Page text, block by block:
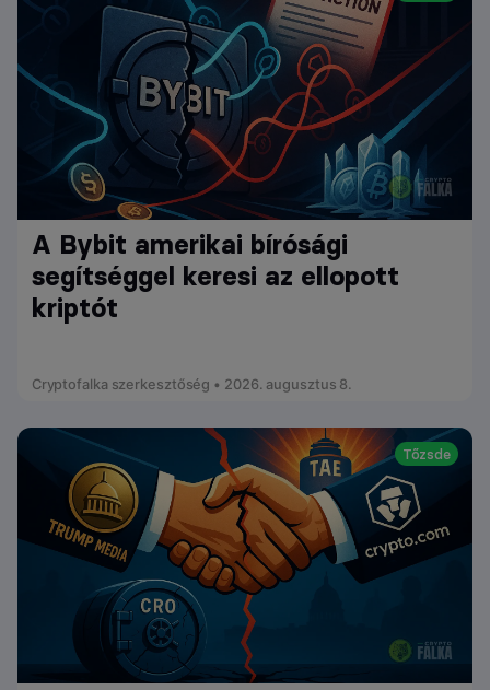
A Bybit amerikai bírósági
segítséggel keresi az ellopott
kriptót
Cryptofalka szerkesztőség • 2026. augusztus 8.
Tőzsde